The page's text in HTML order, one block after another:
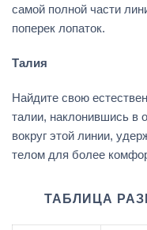
самой полной части
поперек лопаток.
Талия
Найдите свою
талии, наклонившись в
вокруг этой линии,
телом для более
ТАБЛИЦА